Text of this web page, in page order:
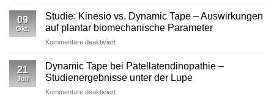
Tape
Kinesiotape
–
wissenschaftlich
fundierter
09
Okt.
Studie: Kinesio vs. Dynamic Tape – Auswirkungen
auf plantar biomechanische Parameter
Kommentare deaktiviertfür
Kinesio
Dynamic
Tape
21
Juli
Dynamic Tape bei Patellatendinopathie –
Studienergebnisse unter der Lupe
Kommentare deaktiviertfür